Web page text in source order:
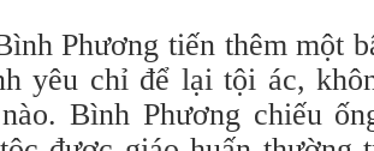
Phương tiến thêm một
yêu chỉ để lại tội ác,
Bình Phương chiếu